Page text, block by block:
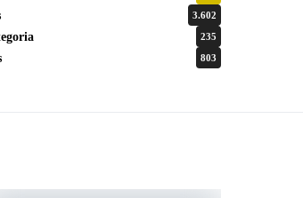
3.602
235
803